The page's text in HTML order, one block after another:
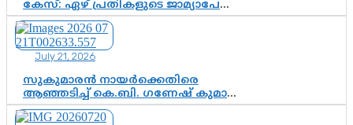
കേസ്: ഏഴ് പ്രതികളുടെ ജാമ്യാപേക്ഷ
വീണ്ടും തള്ളി; അന്വേഷണം തുടരാൻ
കോടതി അനുമതി
July 21, 2026
സുകുമാരൻ നായർക്കെതിരെ
ആഞ്ഞടിച്ച് കെ.ബി. ഗണേഷ് കുമാർ,
വി.ഡി. സതീശന് പൂർണ പിന്തുണ